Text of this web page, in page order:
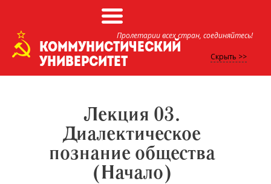
Skip
content
Пролетарии всех стран, соединяйтесь!
Коммунистический
университет
Скрыть >>
Лекция 03.
Диалектическое
познание общества
(Начало)